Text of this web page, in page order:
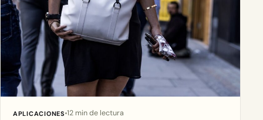
APLICACIONES 12 min de lectura